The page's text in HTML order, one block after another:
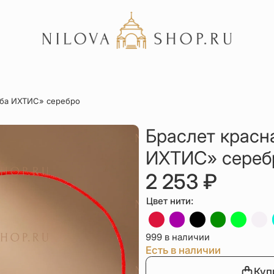
Акции
Статьи
ИХТИС» серебро
Браслет
ИХТИС»
2 253 ₽
Цвет нити:
999 в наличии
Есть в наличии